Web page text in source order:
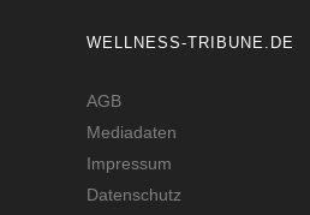
WELLNESS-TRIBUNE.DE
AGB
Mediadaten
Impressum
Datenschutz